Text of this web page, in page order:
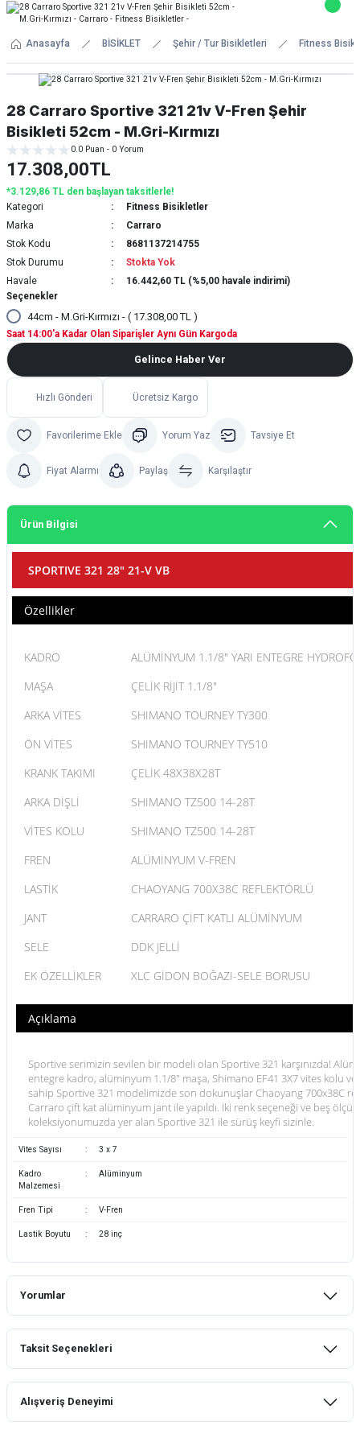
Anasayfa BİSİKLET Şehir / Tur Bisikletleri Fitness
28 Carraro Sportive 321 21v V-Fren Şehir
Bisikleti 52cm - M.Gri-Kırmızı
0.0 Puan - 0 Yorum
17.308,00TL
*3.129,86 TL den başlayan taksitlerle!
Kategori
Fitness Bisikletler
Marka
Carraro
Stok Kodu
8681137214755
Stok Durumu
Stokta Yok
Havale
16.442,60 TL (%5,00 havale indirimi)
Saat 14:00'a Kadar Olan Siparişler Aynı Gün Kargoda
Seçenekler
44cm - M.Gri-Kırmızı - ( 17.308,00 TL )
Gelince Haber Ver
Hızlı Gönderi Ücretsiz Kargo
Yorum Yaz Tavsiye Et
Fiyat Alarmı Paylaş Karşılaştır
Ürün Bilgisi
SPORTIVE 321 28" 21-V VB
Özellikler
KADRO
ALÜMİNYUM 1.1/8" YARI ENTEGRE
MAŞA
ÇELİK RİJİT 1.1/8"
ARKA VİTES
SHIMANO TOURNEY TY300
ÖN VİTES
SHIMANO TOURNEY TY510
KRANK TAKIMI
ÇELİK 48X38X28T
ARKA DİŞLİ
SHIMANO TZ500 14-28T
VİTES KOLU
SHIMANO TZ500 14-28T
FREN
ALÜMİNYUM V-FREN
LASTİK
CHAOYANG 700X38C REFLEKTÖRLÜ
JANT
CARRARO ÇİFT KATLI ALÜMİNYUM
SELE
DDK JELLİ
EK ÖZELLİKLER
XLC GİDON BOĞAZI-SELE BORUSU
Açıklama
Sportive serimizin sevilen bir modeli olan Sportive 321 karşınızda!
entegre kadro, alüminyum 1.1/8" maşa, Shimano EF41 3X7 vites kolu
sahip Sportive 321 modelimizde son dokunuşlar Chaoyang 700x38C
Carraro çift kat alüminyum jant ile yapıldı. İki renk seçeneği ve beş
koleksiyonumuzda yer alan Sportive 321 ile sürüş keyfi sizinle.
Vites Sayısı : 3 x 7
Kadro
Malzemesi
: Alüminyum
Fren Tipi : V-Fren
Lastik Boyutu : 28 inç
Yorumlar
Taksit Seçenekleri
Alışveriş Deneyimi